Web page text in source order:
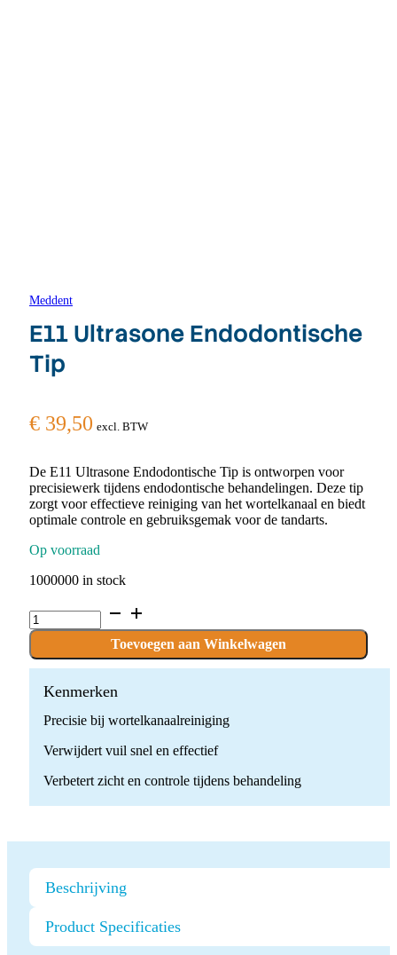
Meddent
E11 Ultrasone Endodontische
Tip
€ 39,50 excl. BTW
De E11 Ultrasone Endodontische Tip is ontworpen voor
precisiewerk tijdens endodontische behandelingen. Deze tip
zorgt voor effectieve reiniging van het wortelkanaal en biedt
optimale controle en gebruiksgemak voor de tandarts.
Op voorraad
1000000 in stock
E11
Ultrasone
Endodontische
Tip
quantity
Toevoegen aan Winkelwagen
Kenmerken
Precisie bij wortelkanaalreiniging
Verwijdert vuil snel en effectief
Verbetert zicht en controle tijdens behandeling
Beschrijving
Product Specificaties